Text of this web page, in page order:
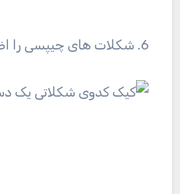
6. شکلات های چیپسی را اضافه کرده و هم بزنید.